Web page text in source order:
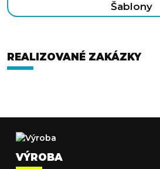
Šablony
REALIZOVANÉ ZAKÁZKY
VÝROBA